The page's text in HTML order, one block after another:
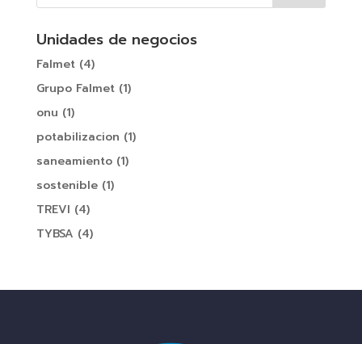
Unidades de negocios
Falmet(4)
Grupo Falmet(1)
onu (1)
potabilizacion (1)
saneamiento(1)
sostenible(1)
TREVI (4)
TYBSA (4)